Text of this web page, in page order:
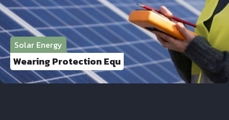
Solar Energy
Wearing Protection Equ